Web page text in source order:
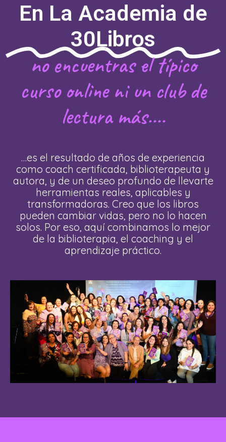
En La Academia de
30Libros
no encuentras el típico
curso online ni un club de
lectura más....
…es el resultado de años de experiencia
como coach certificada, biblioterapeuta y
autora, y de un deseo profundo de llevarte
herramientas reales, aplicables y
transformadoras. Creo que los libros
pueden cambiar vidas, pero no lo hacen
solos. Por eso, aquí combinamos lo mejor
de la biblioterapia, el coaching y el
aprendizaje práctico.